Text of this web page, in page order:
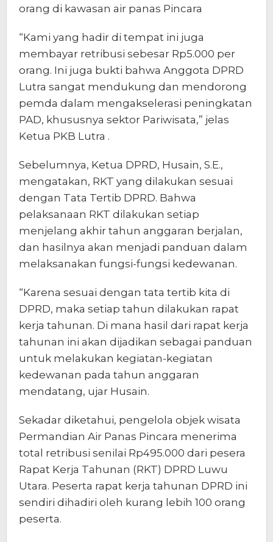
orang di kawasan air panas Pincara
“Kami yang hadir di tempat ini juga
membayar retribusi sebesar Rp5.000 per
orang. Ini juga bukti bahwa Anggota DPRD
Lutra sangat mendukung dan mendorong
pemda dalam mengakselerasi peningkatan
PAD, khususnya sektor Pariwisata,” jelas
Ketua PKB Lutra .
Sebelumnya, Ketua DPRD, Husain, S.E.,
mengatakan, RKT yang dilakukan sesuai
dengan Tata Tertib DPRD. Bahwa
pelaksanaan RKT dilakukan setiap
menjelang akhir tahun anggaran berjalan,
dan hasilnya akan menjadi panduan dalam
melaksanakan fungsi-fungsi kedewanan.
“Karena sesuai dengan tata tertib kita di
DPRD, maka setiap tahun dilakukan rapat
kerja tahunan. Di mana hasil dari rapat kerja
tahunan ini akan dijadikan sebagai panduan
untuk melakukan kegiatan-kegiatan
kedewanan pada tahun anggaran
mendatang, ujar Husain.
Sekadar diketahui, pengelola objek wisata
Permandian Air Panas Pincara menerima
total retribusi senilai Rp495.000 dari pesera
Rapat Kerja Tahunan (RKT) DPRD Luwu
Utara. Peserta rapat kerja tahunan DPRD ini
sendiri dihadiri oleh kurang lebih 100 orang
peserta.